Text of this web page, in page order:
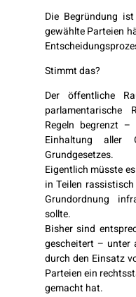
Die Begründung
gewählte Parteien
Stimmt das?
Der öffentliche
Regeln begrenzt
Einhaltung aller
Grundgesetzes.
Eigentlich müsste
in Teilen
Grundordnung
sollte.
Bisher sind
gescheitert – unter
durch den Einsatz
Parteien ein
gemacht hat.